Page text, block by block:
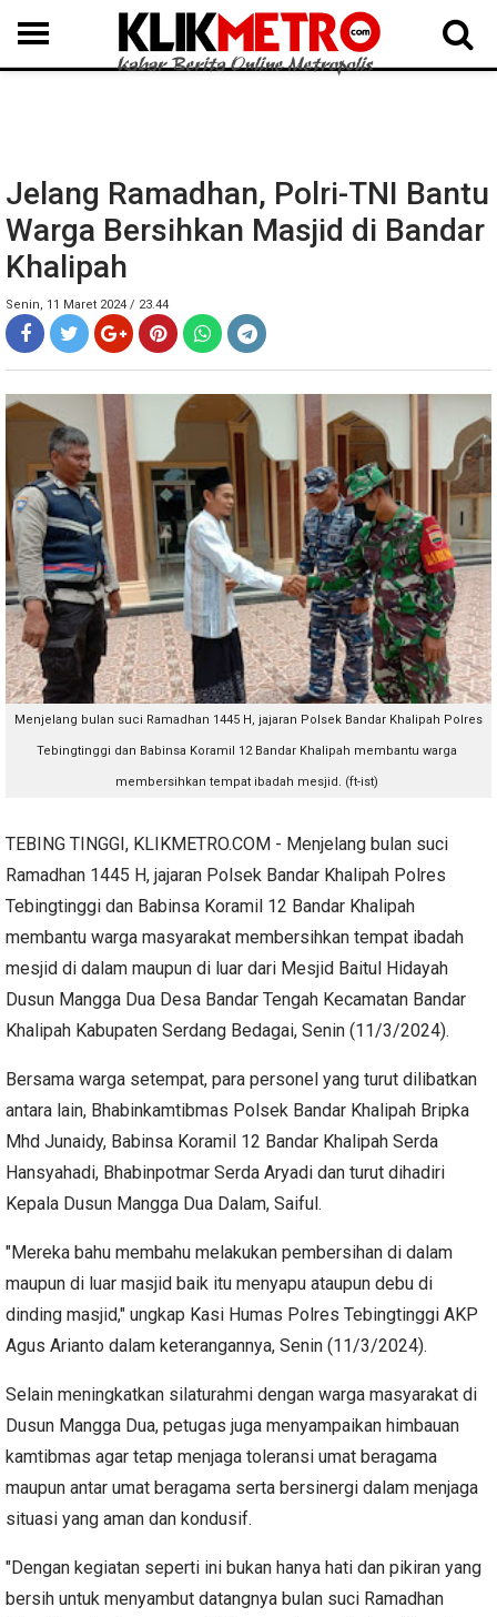
MEDAN LANGKAT DAIRI SAMOSIR TAPUT BATUBARA DELISERDANG
Jelang Ramadhan, Polri-TNI Bantu
Warga Bersihkan Masjid di Bandar
Khalipah
Senin, 11 Maret 2024 / 23.44
Menjelang bulan suci Ramadhan 1445 H, jajaran Polsek Bandar Khalipah Polres
Tebingtinggi dan Babinsa Koramil 12 Bandar Khalipah membantu warga
membersihkan tempat ibadah mesjid. (ft-ist)
TEBING TINGGI, KLIKMETRO.COM - Menjelang bulan suci
Ramadhan 1445 H, jajaran Polsek Bandar Khalipah Polres
Tebingtinggi dan Babinsa Koramil 12 Bandar Khalipah
membantu warga masyarakat membersihkan tempat ibadah
mesjid di dalam maupun di luar dari Mesjid Baitul Hidayah
Dusun Mangga Dua Desa Bandar Tengah Kecamatan Bandar
Khalipah Kabupaten Serdang Bedagai, Senin (11/3/2024).
Bersama warga setempat, para personel yang turut dilibatkan
antara lain, Bhabinkamtibmas Polsek Bandar Khalipah Bripka
Mhd Junaidy, Babinsa Koramil 12 Bandar Khalipah Serda
Hansyahadi, Bhabinpotmar Serda Aryadi dan turut dihadiri
Kepala Dusun Mangga Dua Dalam, Saiful.
"Mereka bahu membahu melakukan pembersihan di dalam
maupun di luar masjid baik itu menyapu ataupun debu di
dinding masjid," ungkap Kasi Humas Polres Tebingtinggi AKP
Agus Arianto dalam keterangannya, Senin (11/3/2024).
Selain meningkatkan silaturahmi dengan warga masyarakat di
Dusun Mangga Dua, petugas juga menyampaikan himbauan
kamtibmas agar tetap menjaga toleransi umat beragama
maupun antar umat beragama serta bersinergi dalam menjaga
situasi yang aman dan kondusif.
"Dengan kegiatan seperti ini bukan hanya hati dan pikiran yang
bersih untuk menyambut datangnya bulan suci Ramadhan